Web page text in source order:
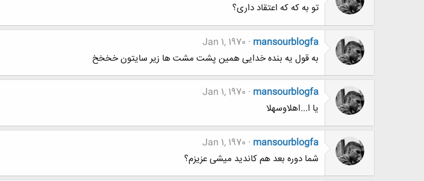
تو به که که اعتقاد داری؟
mansourblogfa
Jan 1, 1970
به قول یه بنده خدایی همین پشت مشت ها زیر سایتون خخخخ
mansourblogfa
Jan 1, 1970
یا ا...اهلاوسهلا
mansourblogfa
Jan 1, 1970
شما دوره بعد هم کاندید میشی عزیزم؟